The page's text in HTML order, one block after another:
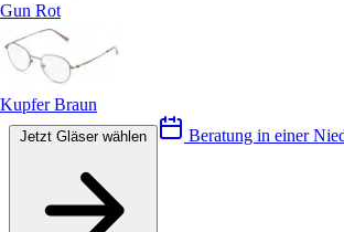
Gun Rot
Kupfer Braun
Beratung in einer